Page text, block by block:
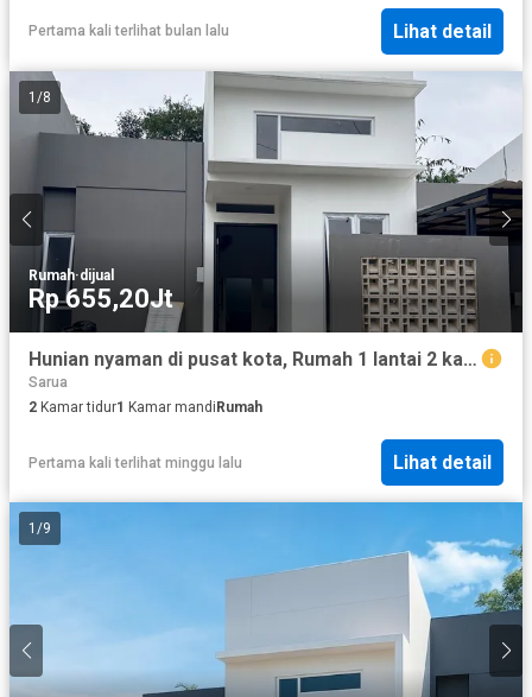
Pertama kali terlihat bulan lalu Lihat detail
1 /8
Rumah·dijual
Rp 655,20Jt
Hunian nyaman di pusat kota, Rumah 1 lantai 2 kamar tidur siap huni
Sarua
2 Kamar tidur1 Kamar mandiRumah
Pertama kali terlihat minggu lalu Lihat detail
1 /9